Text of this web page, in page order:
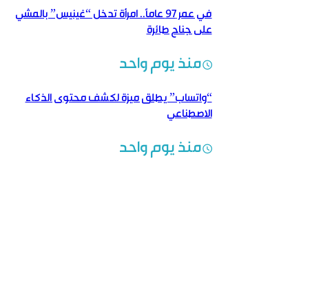
في عمر 97 عاماً.. امرأة تدخل “غينيس” بالمشي
على جناح طائرة
منذ يوم واحد
“واتساب” يطلق ميزة لكشف محتوى الذكاء
الاصطناعي
منذ يوم واحد